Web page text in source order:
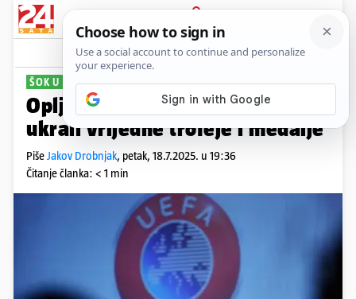
PRIJAVA
Sport Komentari
ŠOK U FRANCUSKOJ
Opljačkan Michel Platini. Lopovi
ukrali vrijedne trofeje i medalje
PišeJakov Drobnjak, petak, 18.7.2025. u 19:36
Čitanje članka: < 1 min